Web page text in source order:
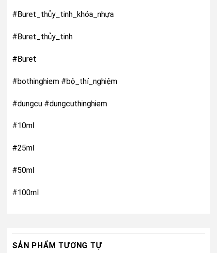
#Buret_thủy_tinh_khóa_nhựa
#Buret_thủy_tinh
#Buret
#bothinghiem #bộ_thí_nghiệm
#dungcu #dungcuthinghiem
#10ml
#25ml
#50ml
#100ml
SẢN PHẨM TƯƠNG TỰ